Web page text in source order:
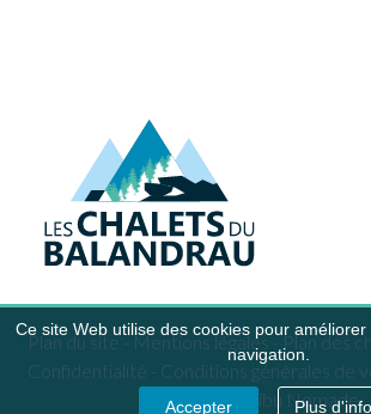
Plan du site-Mentions légales-Plan des
Confidentialité
Conditions générales de
Agence Tribu Nomade
Ce site Web utilise des cookies pour
navigation.
Accepter Plus